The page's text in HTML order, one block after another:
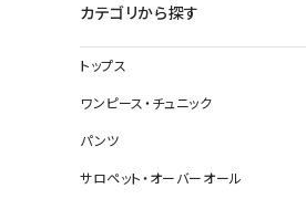
カテゴリから探す
トップス
ワンピース・チュニック
パンツ
サロペット・オーバーオール